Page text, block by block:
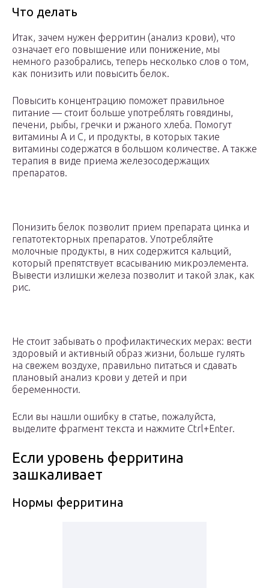
Что делать
Итак, зачем нужен ферритин (анализ крови), что
означает его повышение или понижение, мы
немного разобрались, теперь несколько слов о том,
как понизить или повысить белок.
Повысить концентрацию поможет правильное
питание — стоит больше употреблять говядины,
печени, рыбы, гречки и ржаного хлеба. Помогут
витамины А и С, и продукты, в которых такие
витамины содержатся в большом количестве. А также
терапия в виде приема железосодержащих
препаратов.
Понизить белок позволит прием препарата цинка и
гепатотекторных препаратов. Употребляйте
молочные продукты, в них содержится кальций,
который препятствует всасыванию микроэлемента.
Вывести излишки железа позволит и такой злак, как
рис.
Не стоит забывать о профилактических мерах: вести
здоровый и активный образ жизни, больше гулять
на свежем воздухе, правильно питаться и сдавать
плановый анализ крови у детей и при
беременности.
Если вы нашли ошибку в статье, пожалуйста,
выделите фрагмент текста и нажмите Ctrl+Enter.
Если уровень ферритина
зашкаливает
Нормы ферритина